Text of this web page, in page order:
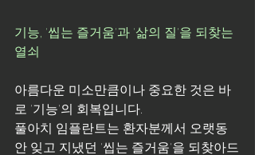
기능, '씹는 즐거움'과 '삶의 질'을 되찾는
열쇠
아름다운 미소만큼이나 중요한 것은 바
로 '기능'의 회복입니다.
풀아치 임플란트는 환자분께서 오랫동
안 잊고 지냈던 '씹는 즐거움'을 되찾아드